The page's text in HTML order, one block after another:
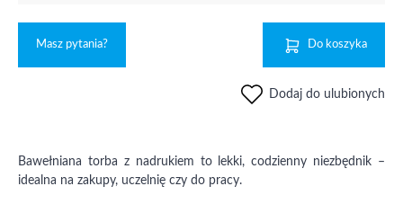
Masz pytania? Do koszyka
Dodaj do ulubionych
Bawełniana torba z nadrukiem to lekki, codzienny niezbędnik –
idealna na zakupy, uczelnię czy do pracy.